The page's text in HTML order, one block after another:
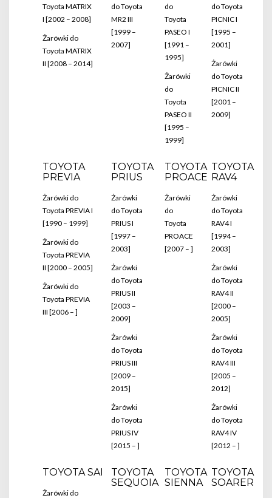
Toyota MATRIX
I [2002 – 2008]
Żarówki do
Toyota MATRIX
II [2008 – 2014]
do Toyota
MR2 III
[1999 –
2007]
do
Toyota
PASEO I
[1991 –
1995]
Żarówki
do
Toyota
PASEO II
[1995 –
1999]
do Toyota
PICNIC I
[1995 –
2001]
Żarówki
do Toyota
PICNIC II
[2001 –
2009]
TOYOTA
PREVIA
Żarówki do
Toyota PREVIA I
[1990 – 1999]
Żarówki do
Toyota PREVIA
II [2000 – 2005]
Żarówki do
Toyota PREVIA
III [2006 – ]
TOYOTA
PRIUS
Żarówki
do Toyota
PRIUS I
[1997 –
2003]
Żarówki
do Toyota
PRIUS II
[2003 –
2009]
Żarówki
do Toyota
PRIUS III
[2009 –
2015]
Żarówki
do Toyota
PRIUS IV
[2015 – ]
TOYOTA
PROACE
Żarówki
do
Toyota
PROACE
[2007 – ]
TOYOTA
RAV4
Żarówki
do Toyota
RAV4 I
[1994 –
2003]
Żarówki
do Toyota
RAV4 II
[2000 –
2005]
Żarówki
do Toyota
RAV4 III
[2005 –
2012]
Żarówki
do Toyota
RAV4 IV
[2012 – ]
TOYOTA SAI
Żarówki do
TOYOTA
SEQUOIA
TOYOTA
SIENNA
TOYOTA
SOARER